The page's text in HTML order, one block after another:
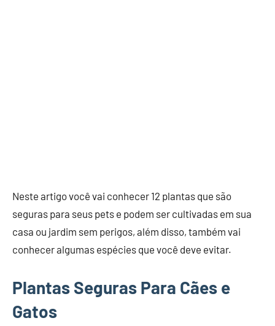
Neste artigo você vai conhecer 12 plantas que são
seguras para seus pets e podem ser cultivadas em sua
casa ou jardim sem perigos, além disso, também vai
conhecer algumas espécies que você deve evitar.
Plantas Seguras Para Cães e
Gatos